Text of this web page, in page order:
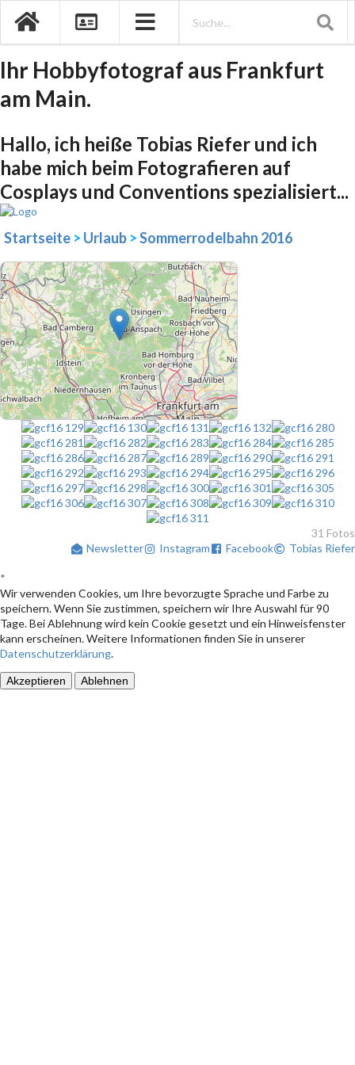
Ihr Hobbyfotograf aus Frankfurt
am Main.
Hallo, ich heiße Tobias Riefer und ich
habe mich beim Fotografieren auf
Cosplays und Conventions spezialisiert...
Startseite > Urlaub >Sommerrodelbahn 2016
31 Fotos
Newsletter
Instagram Facebook Tobias Riefer
*
Wir verwenden Cookies, um Ihre bevorzugte Sprache und Farbe zu
speichern. Wenn Sie zustimmen, speichern wir Ihre Auswahl für 90
Tage. Bei Ablehnung wird kein Cookie gesetzt und ein Hinweisfenster
kann erscheinen. Weitere Informationen finden Sie in unserer
Datenschutzerklärung.
Akzeptieren Ablehnen